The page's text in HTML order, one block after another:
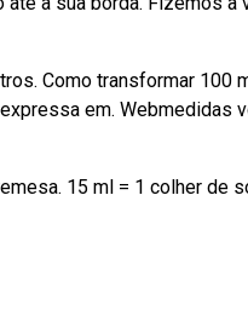
Como transformar 100
em. Webmedidas
15 ml = 1 colher de